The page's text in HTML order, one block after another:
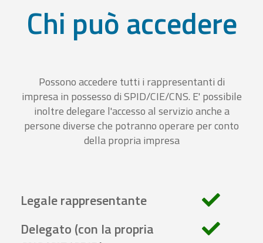
Chi può accedere
Possono accedere tutti i rappresentanti di
impresa in possesso di SPID/CIE/CNS. E' possibile
inoltre delegare l'accesso al servizio anche a
persone diverse che potranno operare per conto
della propria impresa
Legale rappresentante
Delegato (con la propria